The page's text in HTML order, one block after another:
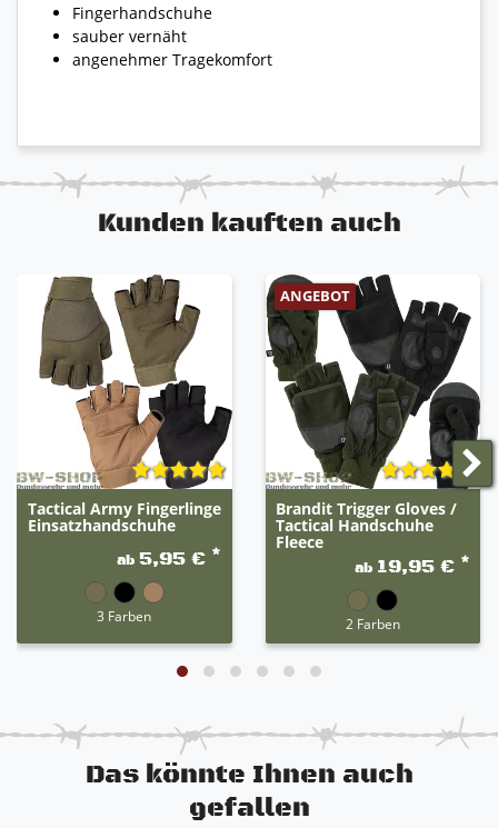
Fingerhandschuhe
sauber vernäht
angenehmer Tragekomfort
Kunden kauften auch
Tactical Army Fingerlinge
Einsatzhandschuhe
ab 5,95 € *
3 Farben
ANGEBOT
Brandit Trigger Gloves /
Tactical Handschuhe
Fleece
ab 19,95 € *
2 Farben
Das könnte Ihnen auch
gefallen